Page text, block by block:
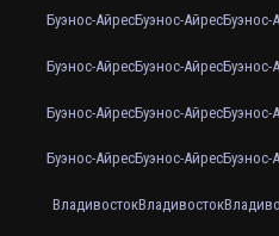
Буэнос-АйресБуэнос-АйресБуэнос-
Буэнос-АйресБуэнос-АйресБуэнос-
Буэнос-АйресБуэнос-АйресБуэнос-
Буэнос-АйресБуэнос-АйресБуэнос-
ВладивостокВладивосток